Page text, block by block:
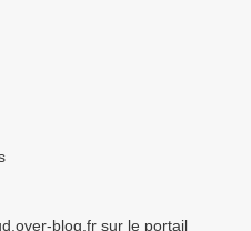
blog.fr sur le portail